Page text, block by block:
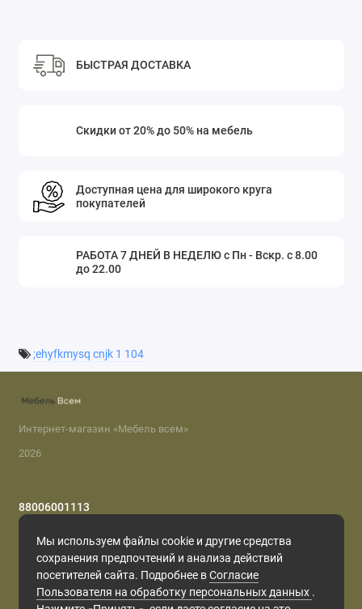
БЫСТРАЯ ДОСТАВКА
Скидки от 20% до 50% на мебель
Доступная цена для широкого круга
покупателей
РАБОТА 7 ДНЕЙ В НЕДЕЛЮ с Пн - Вскр. с 8.00
до 22.00
;ehyfkmysq cnjk 1 104
Мы используем файлы cookie и другие средства
сохранения предпочтений и анализа действий
посетителей сайта. Подробнее вСогласие
Пользователя на обработку персональных данных .
Интернет-магазин «Мебель всем»
2026
88006001113
Обратный звонок
с 8.00 до 22.00
Мы в сети